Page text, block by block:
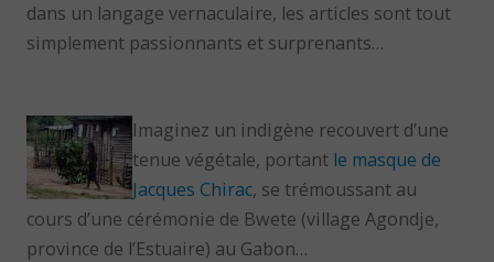
dans un langage vernaculaire, les articles sont tout
simplement passionnants et surprenants…
Imaginez un indigène recouvert d’une
tenue végétale, portant le masque de
Jacques Chirac, se trémoussant au
cours d’une cérémonie de Bwete (village Agondje,
province de l’Estuaire) au Gabon…